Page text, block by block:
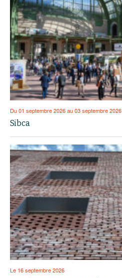
Du 01 septembre 2026 au 03 septembre 2026
Sibca
Le 16 septembre 2026